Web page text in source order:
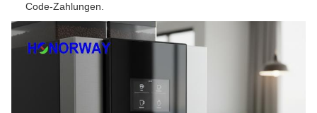
Code-Zahlungen.